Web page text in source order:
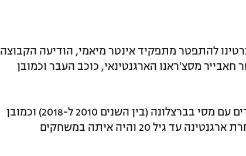
להתפטר מתפקיד אינטר מיאמי, הודיעה הקבוצה
מסצ'ראנו הארגנטינאי, כוכב העבר וכמובן
מסצ'ראנו בן ה-40, ששיחק וזכה בשלל תארים עם מסי בברצלונה (בין השנים 2010 ל-2018) וכמובן
שנבחרות ארגנטינה, אימן לאחרונה את נבחרת ארגנטינה עד גיל 20 והיה איתה במשחקים